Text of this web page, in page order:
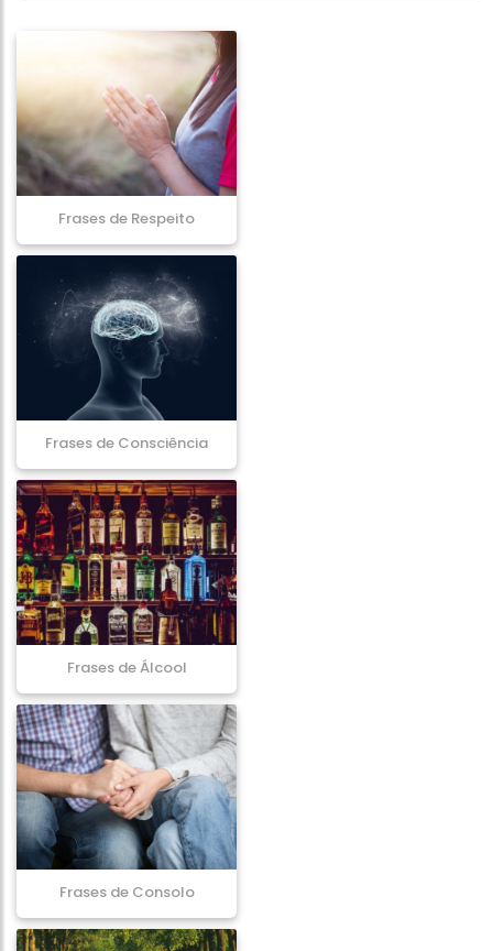
Frases de Respeito
Frases de Consciência
Frases de Álcool
Frases de Consolo